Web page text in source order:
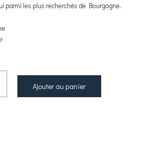
parmi les plus recherchés de Bourgogne.
Ajouter au panier